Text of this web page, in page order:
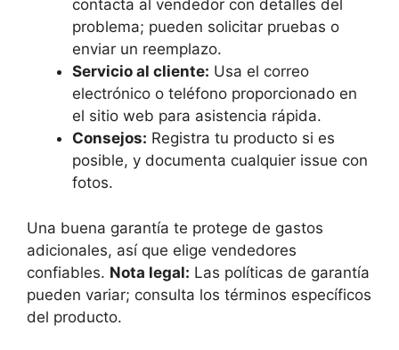
contacta al vendedor con detalles del
problema; pueden solicitar pruebas o
enviar un reemplazo.
Servicio al cliente: Usa el correo
electrónico o teléfono proporcionado en
el sitio web para asistencia rápida.
Consejos: Registra tu producto si es
posible, y documenta cualquier issue con
fotos.
Una buena garantía te protege de gastos
adicionales, así que elige vendedores
confiables. Nota legal: Las políticas de garantía
pueden variar; consulta los términos específicos
del producto.